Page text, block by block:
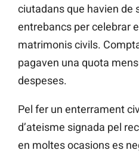
ciutadans que havien de
entrebancs per celebrar
matrimonis civils.
pagaven una quota
despeses.
Pel fer un enterrament
d’ateisme signada pel
en moltes ocasions es